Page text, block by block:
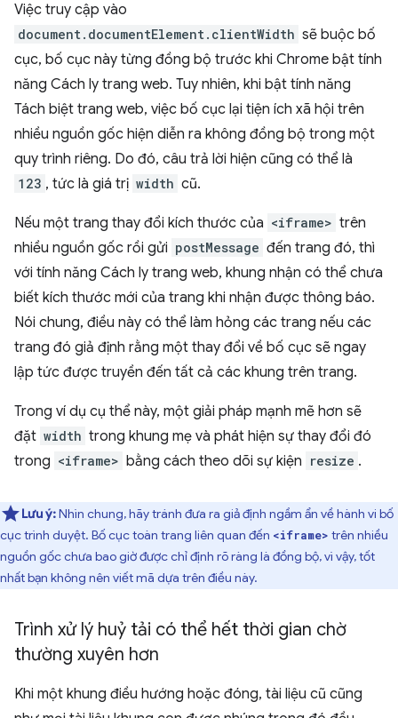
Việc truy cập vào
document.documentElement.clientWidth sẽ buộc bố
cục, bố cục này từng đồng bộ trước khi Chrome bật tính
năng Cách ly trang web. Tuy nhiên, khi bật tính năng
Tách biệt trang web, việc bố cục lại tiện ích xã hội trên
nhiều nguồn gốc hiện diễn ra không đồng bộ trong một
quy trình riêng. Do đó, câu trả lời hiện cũng có thể là
123 , tức là giá trị width cũ.
Nếu một trang thay đổi kích thước của <iframe> trên
nhiều nguồn gốc rồi gửi postMessage đến trang đó, thì
với tính năng Cách ly trang web, khung nhận có thể chưa
biết kích thước mới của trang khi nhận được thông báo.
Nói chung, điều này có thể làm hỏng các trang nếu các
trang đó giả định rằng một thay đổi về bố cục sẽ ngay
lập tức được truyền đến tất cả các khung trên trang.
Trong ví dụ cụ thể này, một giải pháp mạnh mẽ hơn sẽ
đặt width trong khung mẹ và phát hiện sự thay đổi đó
trong <iframe> bằng cách theo dõi sự kiện resize .
Lưu ý:Nhìn chung, hãy tránh đưa ra giả định ngầm ẩn về hành vi bố
cục trình duyệt. Bố cục toàn trang liên quan đến <iframe> trên nhiều
nguồn gốc chưa bao giờ được chỉ định rõ ràng là đồng bộ, vì vậy, tốt
nhất bạn không nên viết mã dựa trên điều này.
Trình xử lý huỷ tải có thể hết thời gian chờ
thường xuyên hơn
Khi một khung điều hướng hoặc đóng, tài liệu cũ cũng